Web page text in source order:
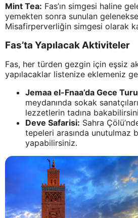
Mint Tea: Fas’ın simgesi haline
yemekten sonra sunulan
Misafirperverliğin simgesi olarak
Fas’ta Yapılacak Aktiviteler
Fas, her türden gezgin için eşsiz
yapılacaklar listenize eklemeniz
Jemaa el-Fnaa’da Gece
meydanında sokak
lezzetlerin tadına
Deve Safarisi: Sahra
tepeleri arasında unutulmaz
yapabilirsiniz.